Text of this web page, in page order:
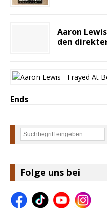
Aaron
den
Ends
Suchen
Folge uns bei